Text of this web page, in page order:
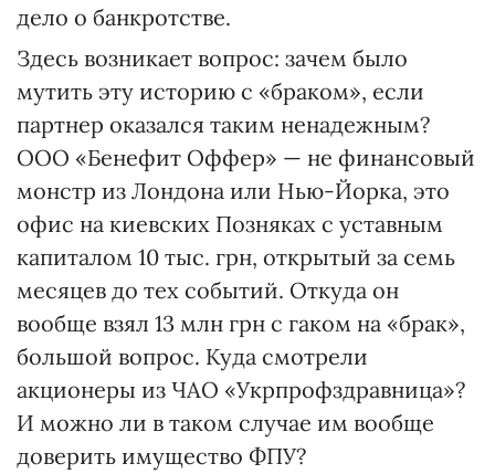
дело о банкротстве.
Здесь возникает вопрос: зачем было
мутить эту историю с «браком», если
партнер оказался таким ненадежным?
ООО «Бенефит Оффер» — не финансовый
монстр из Лондона или Нью-Йорка, это
офис на киевских Позняках с уставным
капиталом 10 тыс. грн, открытый за семь
месяцев до тех событий. Откуда он
вообще взял 13 млн грн с гаком на «брак»,
большой вопрос. Куда смотрели
акционеры из ЧАО «Укрпрофздравница»?
И можно ли в таком случае им вообще
доверить имущество ФПУ?